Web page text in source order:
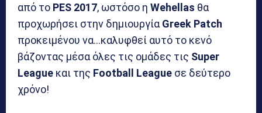
από το PES 2017, ωστόσο η Wehellas θα
προχωρήσει στην δημιουργία Greek Patch
προκειμένου να…καλυφθεί αυτό το κενό
βάζοντας μέσα όλες τις ομάδες τις Super
League και της Football League σε δεύτερο
χρόνο!